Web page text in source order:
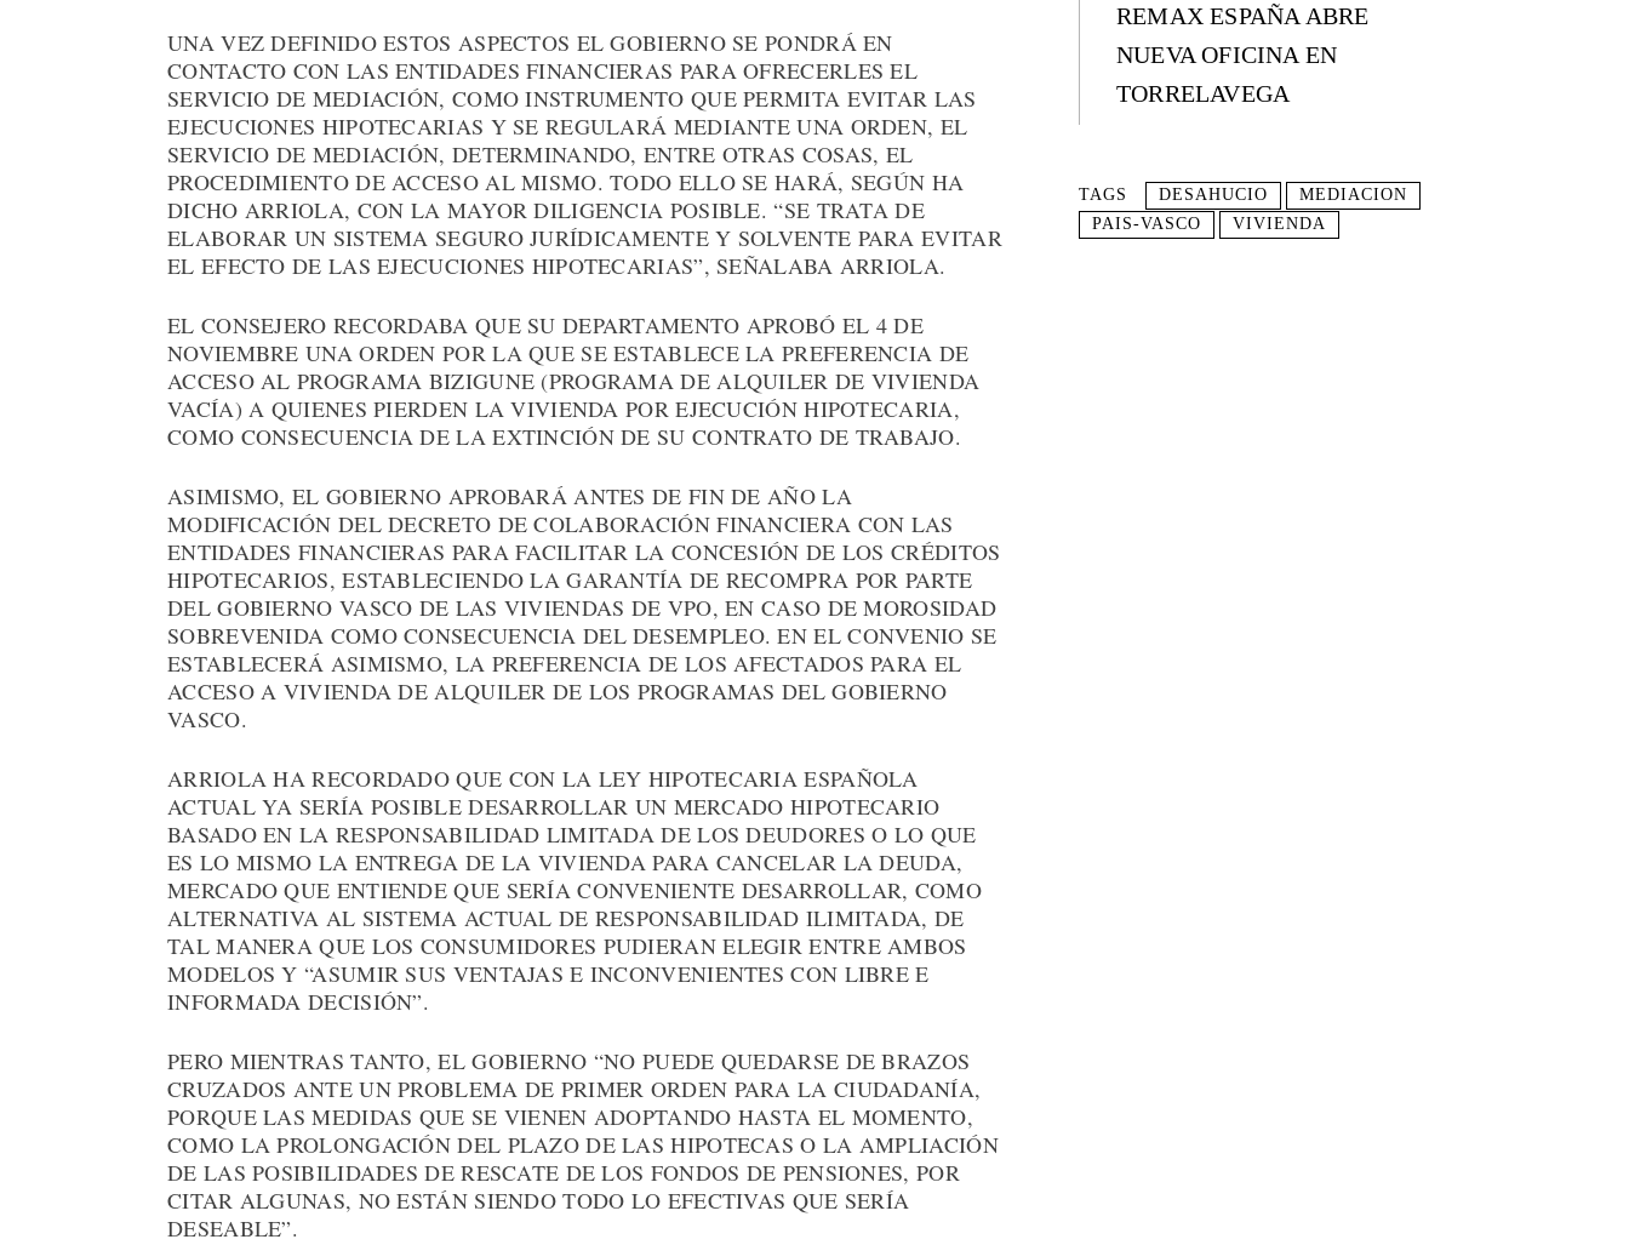
UNA VEZ DEFINIDO ESTOS ASPECTOS EL GOBIERNO SE PONDRÁ EN
CONTACTO CON LAS ENTIDADES FINANCIERAS PARA OFRECERLES EL
SERVICIO DE MEDIACIÓN, COMO INSTRUMENTO QUE PERMITA EVITAR LAS
EJECUCIONES HIPOTECARIAS Y SE REGULARÁ MEDIANTE UNA ORDEN, EL
SERVICIO DE MEDIACIÓN, DETERMINANDO, ENTRE OTRAS COSAS, EL
PROCEDIMIENTO DE ACCESO AL MISMO. TODO ELLO SE HARÁ, SEGÚN HA
DICHO ARRIOLA, CON LA MAYOR DILIGENCIA POSIBLE. “SE TRATA DE
ELABORAR UN SISTEMA SEGURO JURÍDICAMENTE Y SOLVENTE PARA EVITAR
EL EFECTO DE LAS EJECUCIONES HIPOTECARIAS”, SEÑALABA ARRIOLA.
EL CONSEJERO RECORDABA QUE SU DEPARTAMENTO APROBÓ EL 4 DE
NOVIEMBRE UNA ORDEN POR LA QUE SE ESTABLECE LA PREFERENCIA DE
ACCESO AL PROGRAMA BIZIGUNE (PROGRAMA DE ALQUILER DE VIVIENDA
VACÍA) A QUIENES PIERDEN LA VIVIENDA POR EJECUCIÓN HIPOTECARIA,
COMO CONSECUENCIA DE LA EXTINCIÓN DE SU CONTRATO DE TRABAJO.
ASIMISMO, EL GOBIERNO APROBARÁ ANTES DE FIN DE AÑO LA
MODIFICACIÓN DEL DECRETO DE COLABORACIÓN FINANCIERA CON LAS
ENTIDADES FINANCIERAS PARA FACILITAR LA CONCESIÓN DE LOS CRÉDITOS
HIPOTECARIOS, ESTABLECIENDO LA GARANTÍA DE RECOMPRA POR PARTE
DEL GOBIERNO VASCO DE LAS VIVIENDAS DE VPO, EN CASO DE MOROSIDAD
SOBREVENIDA COMO CONSECUENCIA DEL DESEMPLEO. EN EL CONVENIO SE
ESTABLECERÁ ASIMISMO, LA PREFERENCIA DE LOS AFECTADOS PARA EL
ACCESO A VIVIENDA DE ALQUILER DE LOS PROGRAMAS DEL GOBIERNO
VASCO.
ARRIOLA HA RECORDADO QUE CON LA LEY HIPOTECARIA ESPAÑOLA
ACTUAL YA SERÍA POSIBLE DESARROLLAR UN MERCADO HIPOTECARIO
BASADO EN LA RESPONSABILIDAD LIMITADA DE LOS DEUDORES O LO QUE
ES LO MISMO LA ENTREGA DE LA VIVIENDA PARA CANCELAR LA DEUDA,
MERCADO QUE ENTIENDE QUE SERÍA CONVENIENTE DESARROLLAR, COMO
ALTERNATIVA AL SISTEMA ACTUAL DE RESPONSABILIDAD ILIMITADA, DE
TAL MANERA QUE LOS CONSUMIDORES PUDIERAN ELEGIR ENTRE AMBOS
MODELOS Y “ASUMIR SUS VENTAJAS E INCONVENIENTES CON LIBRE E
INFORMADA DECISIÓN”.
PERO MIENTRAS TANTO, EL GOBIERNO “NO PUEDE QUEDARSE DE BRAZOS
CRUZADOS ANTE UN PROBLEMA DE PRIMER ORDEN PARA LA CIUDADANÍA,
PORQUE LAS MEDIDAS QUE SE VIENEN ADOPTANDO HASTA EL MOMENTO,
COMO LA PROLONGACIÓN DEL PLAZO DE LAS HIPOTECAS O LA AMPLIACIÓN
DE LAS POSIBILIDADES DE RESCATE DE LOS FONDOS DE PENSIONES, POR
CITAR ALGUNAS, NO ESTÁN SIENDO TODO LO EFECTIVAS QUE SERÍA
DESEABLE”.
REMAX ESPAÑA ABRE
NUEVA OFICINA EN
TORRELAVEGA
TAGS DESAHUCIO
MEDIACION
PAIS-VASCO
VIVIENDA